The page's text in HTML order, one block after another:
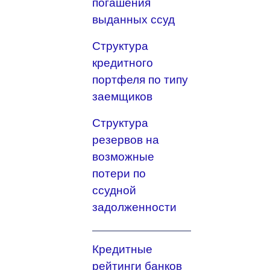
погашения
выданных ссуд
Структура
кредитного
портфеля по типу
заемщиков
Структура
резервов на
возможные
потери по
ссудной
задолженности
Кредитные
рейтинги банков